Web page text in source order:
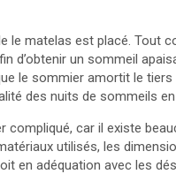
le matelas est placé. Tout
d’obtenir un sommeil
le sommier amortit le
des nuits de sommeils en
compliqué, car il existe
utilisés, les
en adéquation avec les